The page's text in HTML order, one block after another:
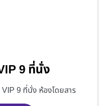
9 ที่นั่ง
9 ที่นั่ง ห้องโดยสาร